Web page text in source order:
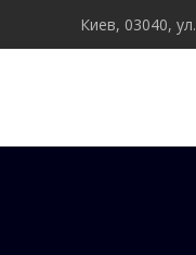
Киев, 03040,